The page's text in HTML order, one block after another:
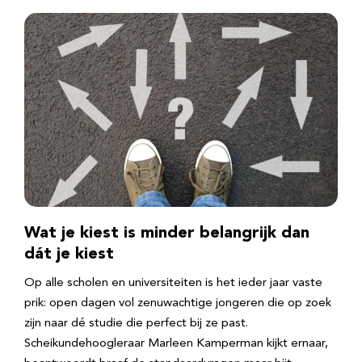
Wat je kiest is minder belangrijk dan
dát je kiest
Op alle scholen en universiteiten is het ieder jaar vaste
prik: open dagen vol zenuwachtige jongeren die op zoek
zijn naar dé studie die perfect bij ze past.
Scheikundehoogleraar Marleen Kamperman kijkt ernaar,